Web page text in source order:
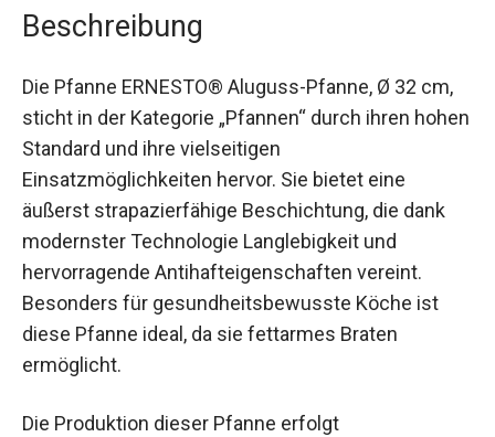
Beschreibung
Die Pfanne ERNESTO® Aluguss-Pfanne, Ø 32 cm,
sticht in der Kategorie „Pfannen“ durch ihren hohen
Standard und ihre vielseitigen
Einsatzmöglichkeiten hervor. Sie bietet eine
äußerst strapazierfähige Beschichtung, die dank
modernster Technologie Langlebigkeit und
hervorragende Antihafteigenschaften vereint.
Besonders für gesundheitsbewusste Köche ist
diese Pfanne ideal, da sie fettarmes Braten
ermöglicht.
Die Produktion dieser Pfanne erfolgt